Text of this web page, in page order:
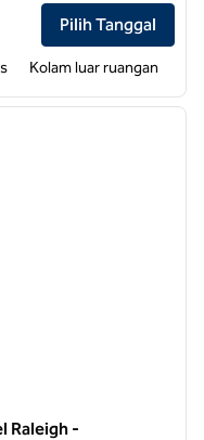
by Hilton Durham-Chapel
Pilih Tanggal
Kolam luar ruangan
Raleigh -